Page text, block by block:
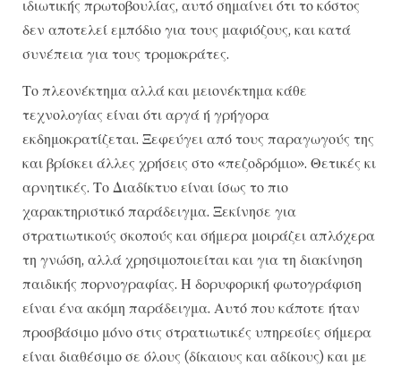
ιδιωτικής πρωτοβουλίας, αυτό σημαίνει ότι το κόστος
δεν αποτελεί εμπόδιο για τους μαφιόζους, και κατά
συνέπεια για τους τρομοκράτες.
Το πλεονέκτημα αλλά και μειονέκτημα κάθε
τεχνολογίας είναι ότι αργά ή γρήγορα
εκδημοκρατίζεται. Ξεφεύγει από τους παραγωγούς της
και βρίσκει άλλες χρήσεις στο «πεζοδρόμιο». Θετικές κι
αρνητικές. Το Διαδίκτυο είναι ίσως το πιο
χαρακτηριστικό παράδειγμα. Ξεκίνησε για
στρατιωτικούς σκοπούς και σήμερα μοιράζει απλόχερα
τη γνώση, αλλά χρησιμοποιείται και για τη διακίνηση
παιδικής πορνογραφίας. Η δορυφορική φωτογράφιση
είναι ένα ακόμη παράδειγμα. Αυτό που κάποτε ήταν
προσβάσιμο μόνο στις στρατιωτικές υπηρεσίες σήμερα
είναι διαθέσιμο σε όλους (δίκαιους και αδίκους) και με